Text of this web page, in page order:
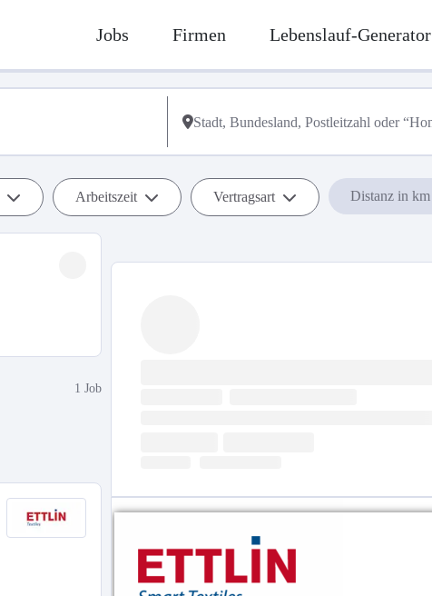
Jobs Firmen Lebenslauf-Generator
Arbeitszeit Vertragsart Distanz in km
1 Job